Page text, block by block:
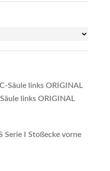
links ORIGINAL
Stoßecke vorne